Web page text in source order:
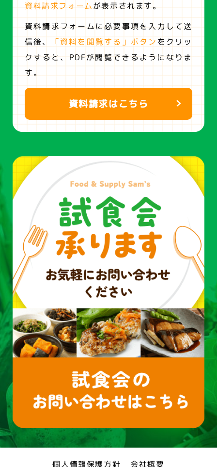
資料請求フォームが表示されます。
資料請求フォームに必要事項を入力して送
信後、
「資料を閲覧する」ボタン をクリッ
クすると、 PDFが閲覧できるようになりま
す。
資料請求はこちら
個人情報保護方針 会社概要